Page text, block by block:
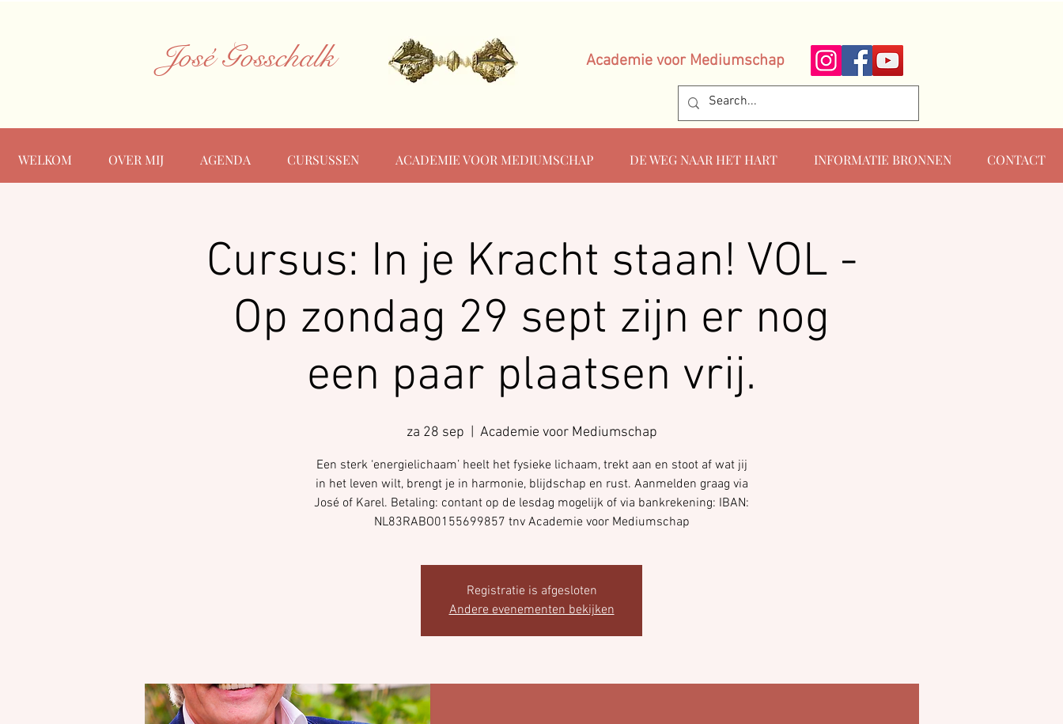
José Gosschalk Academie voor Mediumschap
WELKOM OVER MIJ AGENDA CURSUSSEN ACADEMIE VOOR MEDIUMSCHAP DE WEG NAAR HET HART INFORMATIE BRONNEN CONTACT
Cursus: In je Kracht staan! VOL -
Op zondag 29 sept zijn er nog
een paar plaatsen vrij.
za 28 sep Academie voor Mediumschap
Een sterk ‘energielichaam’ heelt het fysieke lichaam, trekt aan en stoot af wat jij
in het leven wilt, brengt je in harmonie, blijdschap en rust. Aanmelden graag via
José of Karel. Betaling: contant op de lesdag mogelijk of via bankrekening: IBAN:
NL83RABO0155699857 tnv Academie voor Mediumschap
Registratie is afgesloten
Andere evenementen bekijken